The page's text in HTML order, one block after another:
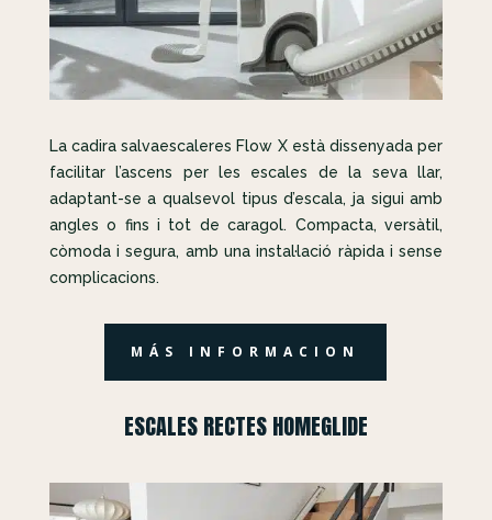
La cadira salvaescaleres Flow X està dissenyada per
facilitar l’ascens per les escales de la seva llar,
adaptant-se a qualsevol tipus d’escala, ja sigui amb
angles o fins i tot de caragol. Compacta, versàtil,
còmoda i segura, amb una instal·lació ràpida i sense
complicacions.
MÁS INFORMACION
ESCALES RECTES HOMEGLIDE